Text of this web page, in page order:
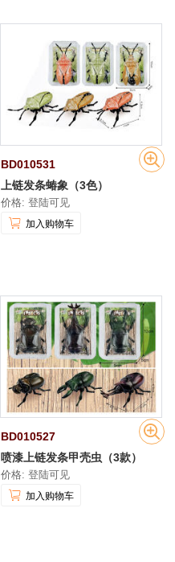
BD010531
上链发条蝽象（3色）
价格: 登陆可见
加入购物车
BD010527
喷漆上链发条甲壳虫（3款）
价格: 登陆可见
加入购物车